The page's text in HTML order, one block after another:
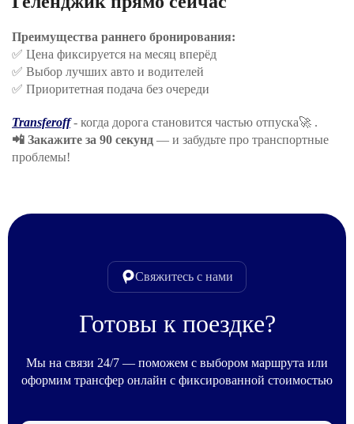
Преимущества раннего бронирования:
✅ Цена фиксируется на месяц вперёд
✅ Выбор лучших авто и водителей
✅ Приоритетная подача без очереди
Transferoff- когда дорога становится частью отпуска🚀 .
📲 Закажите за 90 секунд — и забудьте про транспортные
проблемы!
Свяжитесь с нами
Готовы к поездке?
Мы на связи 24/7 — поможем с выбором маршрута или
оформим трансфер онлайн с фиксированной стоимостью